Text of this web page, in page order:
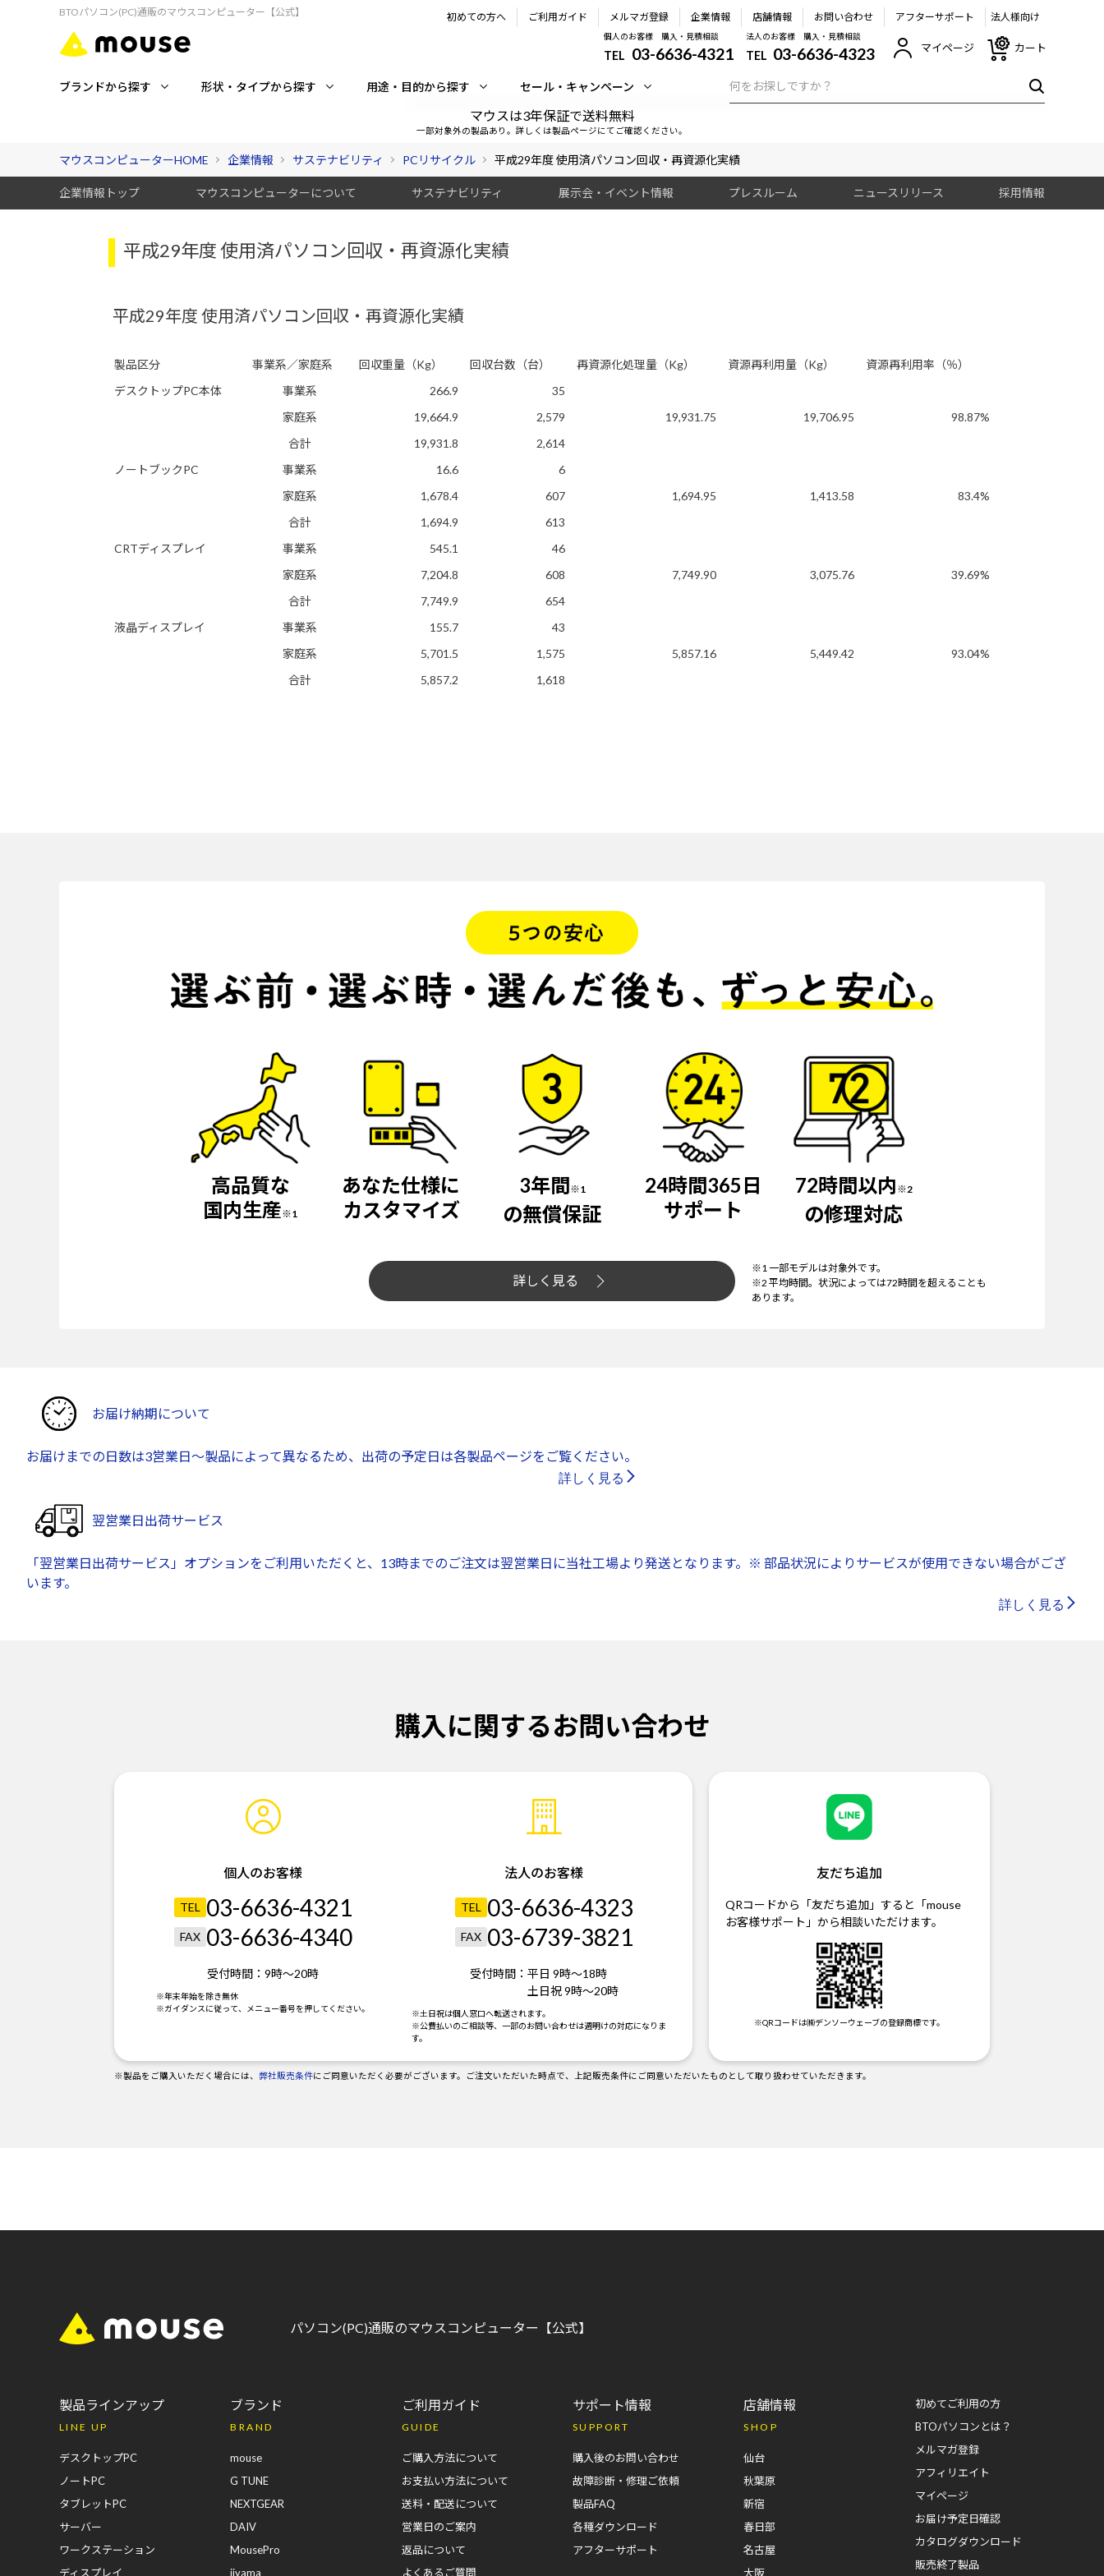
BTOパソコン(PC)通販のマウスコンピューター【公式】 初めての方へ ご利用ガイド メルマガ登録 企業情報 店舗情報 お問い合わせ アフターサポート 法人様向け
個人のお客様 購入・見積相談
TEL 03-6636-4321
法人のお客様 購入・見積相談
TEL 03-6636-4323 マイページ カート
ブランドから探す 形状・タイプから探す 用途・目的から探す セール・キャンペーン
マウスは3年保証で送料無料
一部対象外の製品あり。詳しくは製品ページにてご確認ください。
マウスコンピューターHOME 企業情報 サステナビリティ PCリサイクル 平成29年度 使用済パソコン回収・再資源化実績
企業情報トップ マウスコンピューターについて サステナビリティ 展示会・イベント情報 プレスルーム ニュースリリース 採用情報
平成29年度 使用済パソコン回収・再資源化実績
平成29年度 使用済パソコン回収・再資源化実績
製品区分 事業系／家庭系 回収重量（Kg） 回収台数（台） 再資源化処理量（Kg） 資源再利用量（Kg）
資源再利用率（％）
デスクトップPC本体
事業系 266.9
35
19,931.75
19,706.95 98.87%
家庭系 19,664.9
2,579
合計
19,931.8
2,614
ノートブックPC
事業系 16.6
6
1,694.95
1,413.58 83.4%
家庭系 1,678.4
607
合計
1,694.9
613
CRTディスプレイ
事業系 545.1
46
7,749.90
3,075.76 39.69%
家庭系 7,204.8
608
合計
7,749.9
654
液晶ディスプレイ
事業系 155.7
43
5,857.16
5,449.42 93.04%
家庭系 5,701.5
1,575
合計
5,857.2 1,618
高品質な
国内生産※1
あなた仕様に
カスタマイズ
3年間※1
の無償保証
24時間365日
サポート
72時間以内 ※2
の修理対応
詳しく見る
※1 一部モデルは対象外です。
※2 平均時間。状況によっては72時間を超えることも
あります。
お届け納期について
お届けまでの日数は3営業日～製品によって異なるため、出荷の予定日は各製品ページをご覧ください。
詳しく見る
翌営業日出荷サービス
「翌営業日出荷サービス」オプションをご利用いただくと、13時までのご注文は翌営業日に当社工場より発送となります。※ 部品状況によりサービスが使用できない場合がござ
います。
詳しく見る
購入に関するお問い合わせ
個人のお客様
TEL 03-6636-4321
FAX 03-6636-4340
受付時間：9時～20時
※年末年始を除き無休
※ガイダンスに従って、メニュー番号を押してください。
法人のお客様
TEL 03-6636-4323
FAX 03-6739-3821
受付時間： 平日 9時～18時
土日祝 9時～20時
※土日祝は個人窓口へ転送されます。
※公費払いのご相談等、一部のお問い合わせは週明けの対応になりま
す。
友だち追加
QRコードから「友だち追加」すると「mouse
お客様サポート」から相談いただけます。
※QRコードは㈱デンソーウェーブの登録商標です。
※製品をご購入いただく場合には、弊社販売条件にご同意いただく必要がございます。ご注文いただいた時点で、上記販売条件にご同意いただいたものとして取り扱わせていただきます。
パソコン(PC)通販のマウスコンピューター【公式】
製品ラインアップ
LINE UP
デスクトップPC
ノートPC
タブレットPC
サーバー
ワークステーション
ディスプレイ
ブランド
BRAND
mouse
G TUNE
NEXTGEAR
DAIV
MousePro
iiyama
ご利用ガイド
GUIDE
ご購入方法について
お支払い方法について
送料・配送について
営業日のご案内
返品について
よくあるご質問
サポート情報
SUPPORT
購入後のお問い合わせ
故障診断・修理ご依頼
製品FAQ
各種ダウンロード
アフターサポート
店舗情報
SHOP
仙台
秋葉原
新宿
春日部
名古屋
大阪
初めてご利用の方
BTOパソコンとは？
メルマガ登録
アフィリエイト
マイページ
お届け予定日確認
カタログダウンロード
販売終了製品